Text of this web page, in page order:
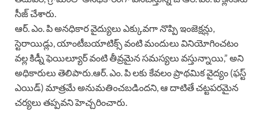
సీజ్ చేశారు.
ఆర్. ఎం. పి అనధికార వైద్యులు ఎక్కువగా నొప్పి ఇంజెక్షన్లు,
స్టెరాయిడ్లు, యాంటీబయాటిక్స్ వంటి మందులు వినియోగించటం
వల్ల కిడ్నీ ఫెయిల్యూర్ వంటి తీవ్రమైన సమస్యలు వస్తున్నాయి,” అని
అధికారులు తెలిపారు.ఆర్. ఎం. పి లకు కేవలం ప్రాథమిక వైద్యం (ఫస్ట్
ఎయిడ్) మాత్రమే అనుమతించబడిందని, ఆ దాటితే చట్టపరమైన
చర్యలు తప్పవని హెచ్చరించారు.